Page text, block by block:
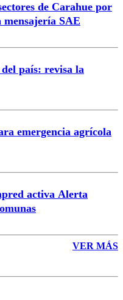
de Carahue por
mensajería SAE
país: revisa la
emergencia agrícola
activa Alerta
VER MÁS